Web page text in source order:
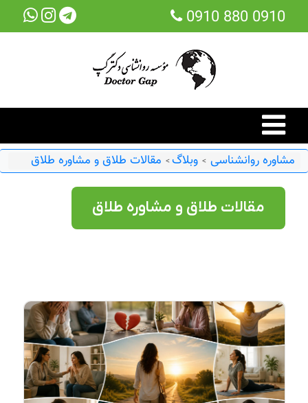
0910 880 0910
مشاوره روانشناسی >وبلاگ> مقالات طلاق و مشاوره طلاق
مقالات طلاق و مشاوره طلاق